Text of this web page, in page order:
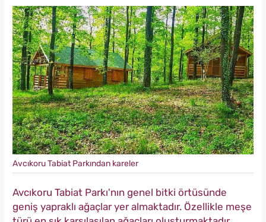
Avcıkoru Tabiat Parkından kareler
Avcıkoru Tabiat Parkı'nın genel bitki örtüsünde
geniş yapraklı ağaçlar yer almaktadır. Özellikle meşe